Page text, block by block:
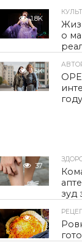
1.8K
о
1.5K
37
зуд
52